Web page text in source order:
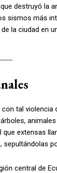
destruyó la
sismos más
la ciudad en
tal
extensas
sepultándolas
central de